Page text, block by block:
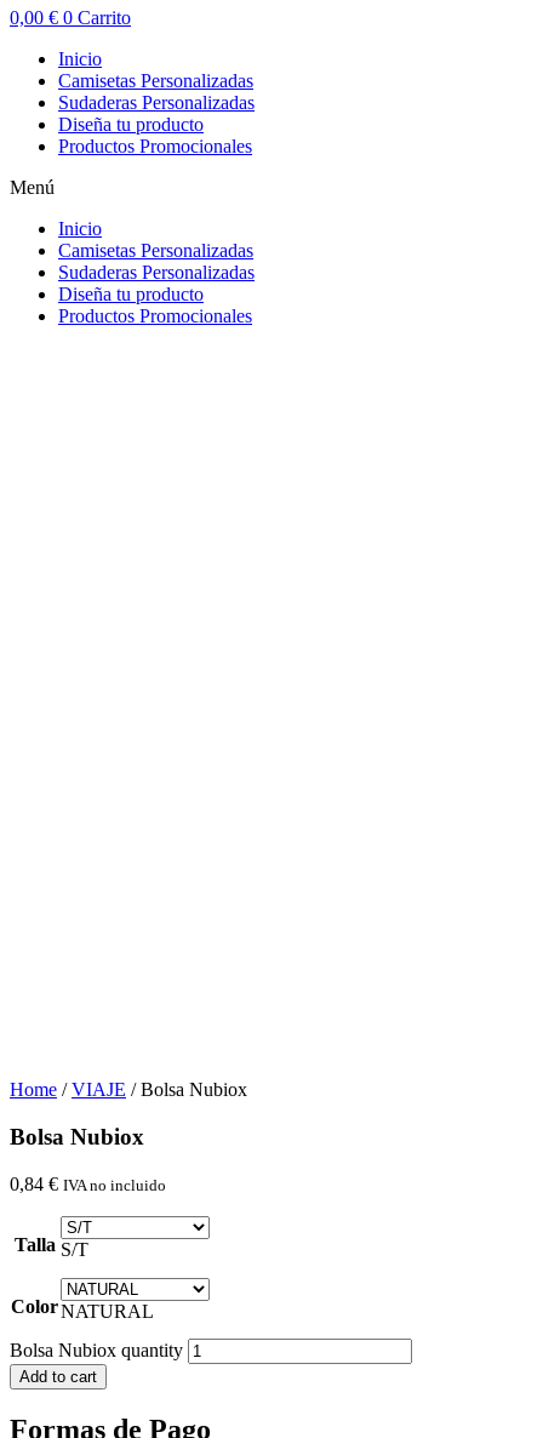
0,00 € 0 Carrito
Inicio
Camisetas Personalizadas
Sudaderas Personalizadas
Diseña tu producto
Productos Promocionales
Menú
Inicio
Camisetas Personalizadas
Sudaderas Personalizadas
Diseña tu producto
Productos Promocionales
Home /VIAJE / Bolsa Nubiox
Bolsa Nubiox
0,84 € IVA no incluido
Talla S/T
ColorNATURAL
Bolsa Nubiox quantity
Add to cart
Formas de Pago